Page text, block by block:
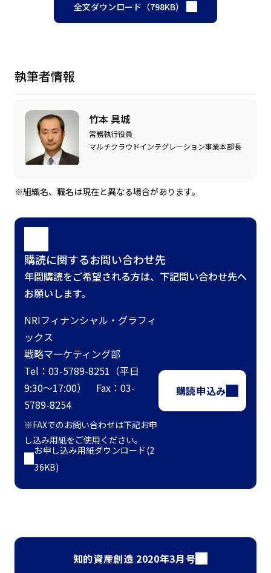
全文ダウンロード（798KB）
執筆者情報
竹本 具城
常務執行役員
マルチクラウドインテグレーション事業本部長
※組織名、職名は現在と異なる場合があります。
購読に関するお問い合わせ先
年間購読をご希望される方は、下記問い合わせ先へ
お願いします。
NRIフィナンシャル・グラフィ
ックス
戦略マーケティング部
Tel：03-5789-8251（平日
9:30～17:00） Fax：03-
5789-8254
※FAXでのお問い合わせは下記お申
し込み用紙をご使用ください。
お申し込み用紙ダウンロード(2
36KB)
購読申込み
知的資産創造 2020年3月号